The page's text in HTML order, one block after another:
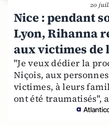
20
Nice : pendant
Lyon, Rihanna
aux victimes de
"Je veux dédier la
Niçois, aux
victimes, à leurs
ont été traumatisés",